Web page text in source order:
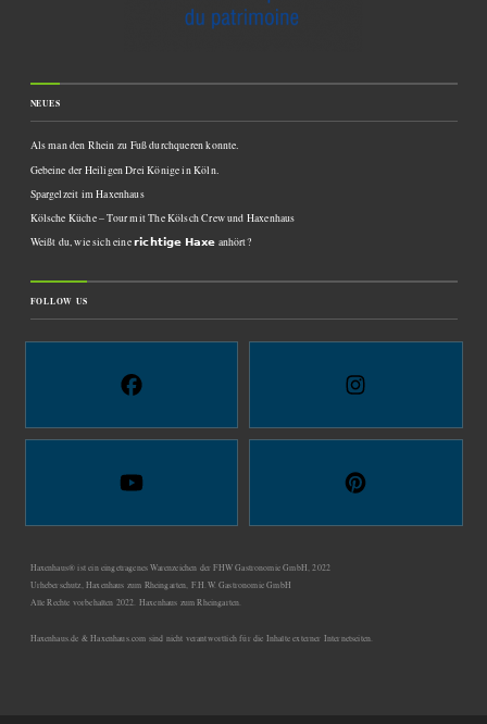
NEUES
Als man den Rhein zu Fuß durchqueren konnte.
Gebeine der Heiligen Drei Könige in Köln.
Spargelzeit im Haxenhaus
Kölsche Küche – Tour mit The Kölsch Crew und Haxenhaus
Weißt du, wie sich eine 𝗿𝗶𝗰𝗵𝘁𝗶𝗴𝗲 𝗛𝗮𝘅𝗲 anhört?
FOLLOW US
Haxenhaus® ist ein eingetragenes Warenzeichen der FHW Gastronomie GmbH, 2022
Urheberschutz, Haxenhaus zum Rheingarten, F.H.W. Gastronomie GmbH
Alle Rechte vorbehalten 2022. Haxenhaus zum Rheingarten.
Haxenhaus.de & Haxenhaus.com sind nicht verantwortlich für die Inhalte externer Internetseiten.